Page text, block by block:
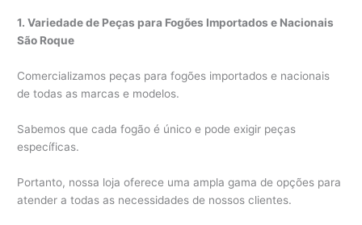
1. Variedade de Peças para Fogões Importados e Nacionais
São Roque
Comercializamos peças para fogões importados e nacionais
de todas as marcas e modelos.
Sabemos que cada fogão é único e pode exigir peças
específicas.
Portanto, nossa loja oferece uma ampla gama de opções para
atender a todas as necessidades de nossos clientes.